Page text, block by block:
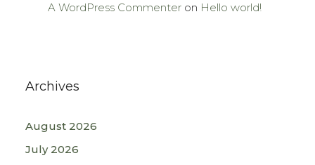
A WordPress Commenter on Hello world!
Archives
August 2026
July 2026